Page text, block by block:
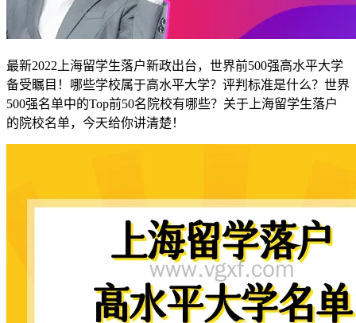
最新2022上海留学生落户新政出台，世界前500强高水平大学
备受瞩目！哪些学校属于高水平大学？评判标准是什么？世界
500强名单中的Top前50名院校有哪些？关于上海留学生落户
的院校名单，今天给你讲清楚！